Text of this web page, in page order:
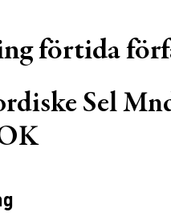
förtida
Sel